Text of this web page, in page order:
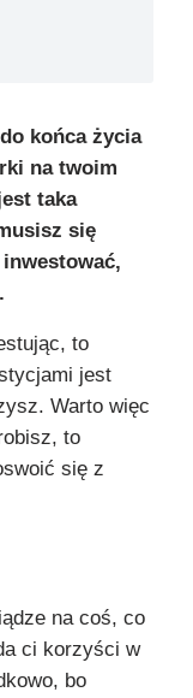
końca życia
na twoim
taka
się
to
jest
Warto więc
to
się z
na coś, co
ci korzyści w
bo